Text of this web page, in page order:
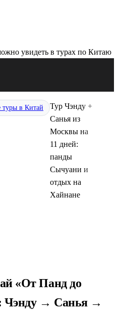
туры в Китай
Тур Чэнду +
Санья из
Москвы на
11 дней:
панды
Сычуани и
отдых на
Хайнане
«От Панд до
Чэнду → Санья →